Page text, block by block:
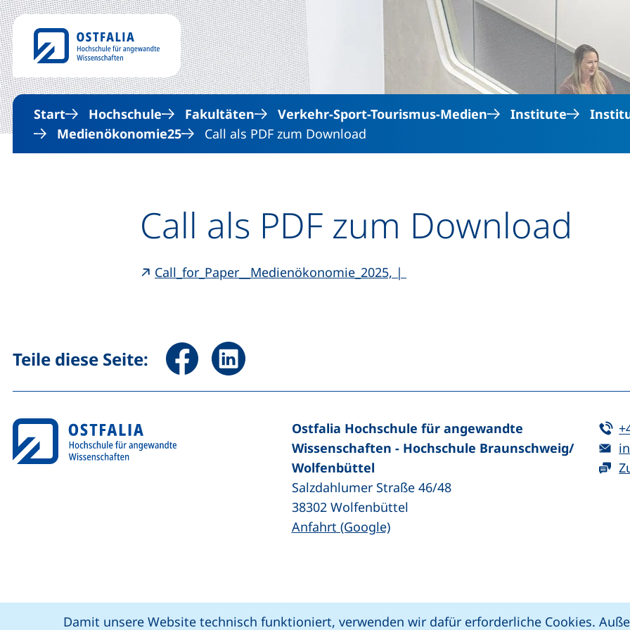
Direkt zum Inhalt
Damit unsere Website technisch funktioniert, verwenden wir dafür erforderliche Cookies.
Start Hochschule Fakultäten Verkehr-Sport-Tourismus-Medien Institute
Medienökonomie25
Call als PDF zum Download
Call als PDF zum Download
Call_for_Paper__Medienökonomie_2025, |
Teile diese Seite: Seite über Facebook teilen (externer Link, öffnet neues Fenster)
Seite über LinkedIn teilen (externer Link, öffnet neues Fenster)
Ostfalia Hochschule für angewandte
Wissenschaften - Hochschule Braunschweig/​
Wolfenbüttel
Salzdahlumer Straße 46/48
38302 Wolfenbüttel
Anfahrt (Google)(externer Link, öffnet neues Fenster)